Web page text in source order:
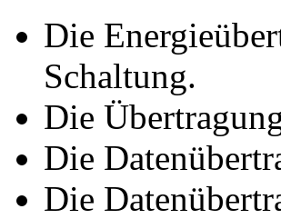
Die
Schaltung.
Die
Die
Die